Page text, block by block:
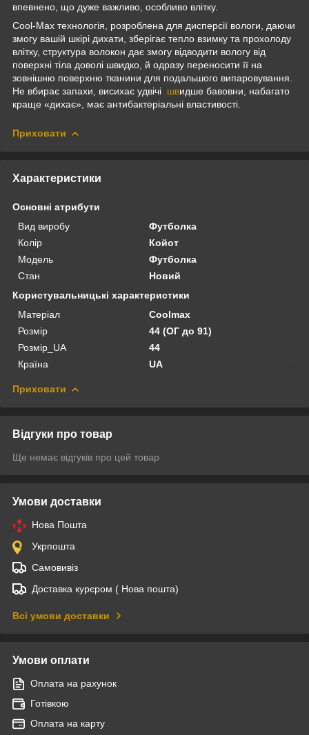
впевнено, що дуже важливо, особливо влітку.
Cool-Max технологія, розроблена для дисперсії вологи, даючи
змогу вашій шкірі дихати, зберігає тепло взимку та прохолоду
влітку, структура волокон дає змогу відводити вологу від
поверхні тіла доволі швидко, й одразу переносити її на
зовнішню поверхню тканини для подальшого випаровування.
Не вбирає запахи, висихає удвічі швидше бавовни, набагато
краще «дихає», має антибактеріальні властивості.
Приховати
Характеристики
Основні атрибути
Вид виробу
Футболка
Колір
Койот
Модель
Футболка
Стан
Новий
Користувальницькі характеристики
Матеріал
Coolmax
Розмір
44 (ОГ до 91)
Розмір_UA
44
Країна
UA
Приховати
Відгуки про товар
Ще немає відгуків про цей товар
Умови доставки
Нова Пошта
Укрпошта
Самовивіз
Доставка курєром ( Нова пошта)
Всі умови доставки
Умови оплати
Оплата на рахунок
Готівкою
Оплата на карту